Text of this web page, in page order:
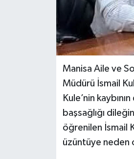
Manisa Aile ve
Müdürü İsmail
Kule’nin
başsağlığı
öğrenilen İsmail
üzüntüye neden